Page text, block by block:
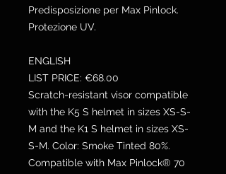
Predisposizione per Max Pinlock.
Protezione UV.
ENGLISH
LIST PRICE: €68.00
Scratch-resistant visor compatible
with the K5 S helmet in sizes XS-S-
M and the K1 S helmet in sizes XS-
S-M. Color: Smoke Tinted 80%.
Compatible with Max Pinlock® 70